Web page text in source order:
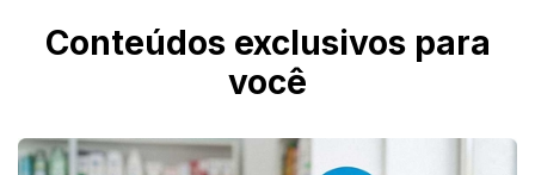
Conteúdos exclusivos para
você